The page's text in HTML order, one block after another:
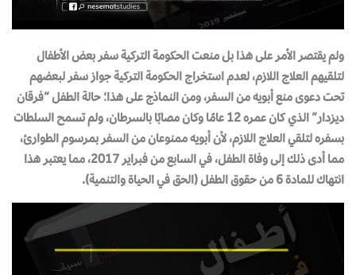
ولم يقتصر الأمر على هذا بل منعت الحكومة التركية سفر بعض الأطفال
لتلقيهم العلاج اللازم، لعدم استخراج الحكومة التركية جواز سفر لبعضهم
تحت دعوى منع أبويه من السفر، ومن النماذج على هذا؛ حالة الطفل “فرقان
ديزدار” الذي كان عمره 12 عامًا وكان مصابًا بالسرطان، ولم تسمح السلطات
بسفره لتلقي العلاج اللازم، لأن أبويه ممنوعان من السفر بمرسوم الطوارئ،
مما أدى ذلك إلى وفاة الطفل، في السابع من فبراير 2017، مما يعتبر هذا
انتهاك للمادة 6 من حقوق الطفل (الحق في الحياة والتنمية).